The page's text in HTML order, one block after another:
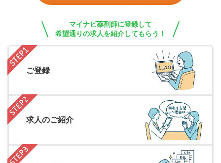
マイナビ薬剤師に登録して
希望通りの求人を紹介してもらう！
ご登録
求人のご紹介